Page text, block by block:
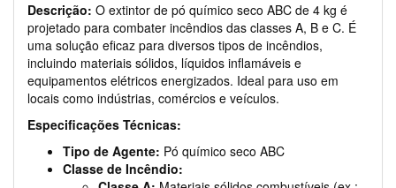
Descrição: O extintor de pó químico seco ABC de 4 kg é
projetado para combater incêndios das classes A, B e C. É
uma solução eficaz para diversos tipos de incêndios,
incluindo materiais sólidos, líquidos inflamáveis e
equipamentos elétricos energizados. Ideal para uso em
locais como indústrias, comércios e veículos.
Especificações Técnicas:
Tipo de Agente: Pó químico seco ABC
Classe de Incêndio: